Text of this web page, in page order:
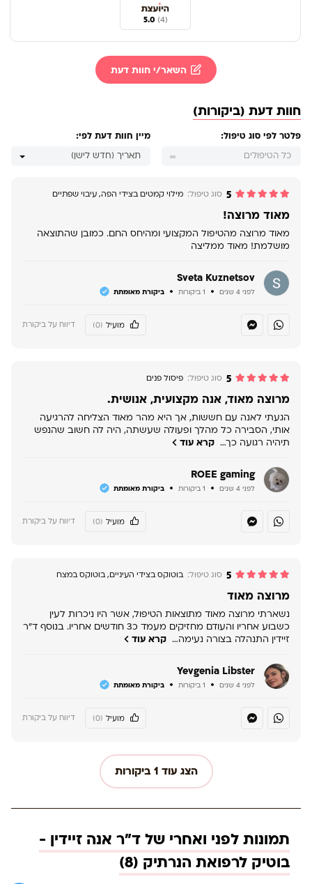
(4)
5.0
השאר/י חוות דעת
חוות דעת (ביקורות)
פלטר לפי סוג טיפול:
כל הטיפולים
מיין חוות דעת לפי:
תאריך (חדש לישן)
5 סוג טיפול: מילוי קמטים בצידי הפה, עיבוי שפתיים
מאוד מרוצה!
מאוד מרוצה מהטיפול המקצועי ומהיחס החם. כמובן שהתוצאה
מושלמת! מאוד ממליצה
Sveta Kuznetsov
לפני 4 שנים 1 ביקורות ביקורת מאומתת
מועיל (0) דיווח על ביקורת
5 סוג טיפול: פיסול פנים
מרוצה מאוד, אנה מקצועית, אנושית.
הגעתי לאנה עם חששות, אך היא מהר מאוד הצליחה להרגיעה
אותי, הסבירה כל מהלך ופעולה שעשתה, היה לה חשוב שהנפש
תיהיה רגועה כך… קרא עוד
ROEE gaming
לפני 4 שנים 1 ביקורות ביקורת מאומתת
מועיל (0) דיווח על ביקורת
5 סוג טיפול: בוטוקס בצידי העיניים,בוטוקס במצח
מרוצה מאוד
נשארתי מרוצה מאוד מתוצאות הטיפול, אשר היו ניכרות לעין
כשבוע אחריו והעודם מחזיקים מעמד כ3 חודשים אחריו. בנוסף ד"ר
זיידין התנהלה בצורה נעימה… קרא עוד
Yevgenia Libster
לפני 4 שנים 1 ביקורות ביקורת מאומתת
מועיל (0) דיווח על ביקורת
הצג עוד 1 ביקורות
תמונות לפני ואחרי של ד"ר אנה זיידין -
בוטיק לרפואת הנרתיק (8
)